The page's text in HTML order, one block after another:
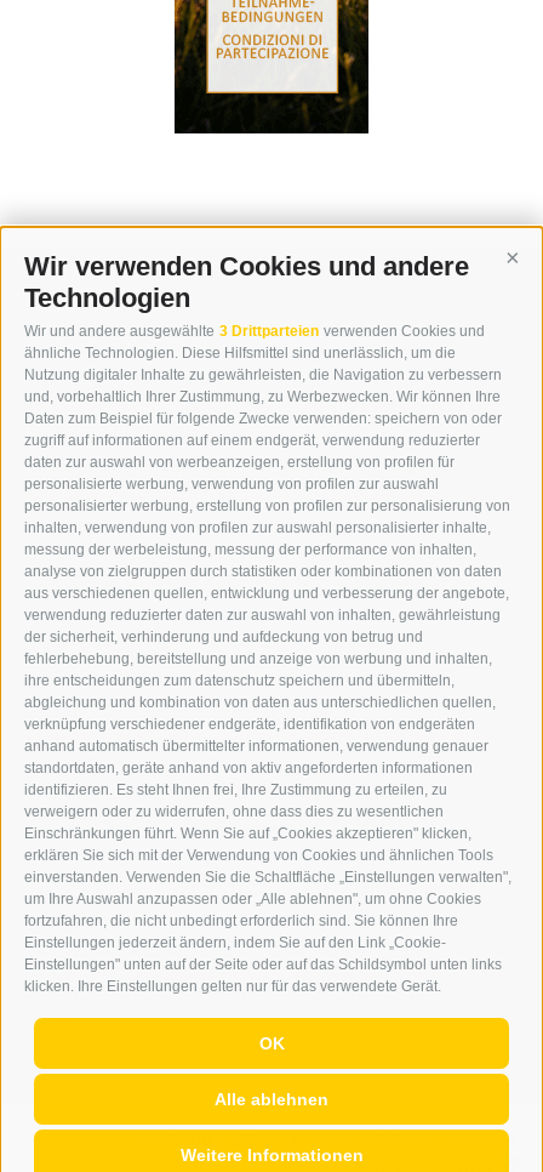
Wir verwenden Cookies und andere
Technologien
Wir und andere ausgewählte 3 Drittparteien verwenden Cookies und
ähnliche Technologien. Diese Hilfsmittel sind unerlässlich, um die
Nutzung digitaler Inhalte zu gewährleisten, die Navigation zu verbessern
und, vorbehaltlich Ihrer Zustimmung, zu Werbezwecken. Wir können Ihre
Daten zum Beispiel für folgende Zwecke verwenden: speichern von oder
zugriff auf informationen auf einem endgerät, verwendung reduzierter
daten zur auswahl von werbeanzeigen, erstellung von profilen für
personalisierte werbung, verwendung von profilen zur auswahl
personalisierter werbung, erstellung von profilen zur personalisierung von
inhalten, verwendung von profilen zur auswahl personalisierter inhalte,
messung der werbeleistung, messung der performance von inhalten,
analyse von zielgruppen durch statistiken oder kombinationen von daten
aus verschiedenen quellen, entwicklung und verbesserung der angebote,
verwendung reduzierter daten zur auswahl von inhalten, gewährleistung
der sicherheit, verhinderung und aufdeckung von betrug und
fehlerbehebung, bereitstellung und anzeige von werbung und inhalten,
ihre entscheidungen zum datenschutz speichern und übermitteln,
abgleichung und kombination von daten aus unterschiedlichen quellen,
verknüpfung verschiedener endgeräte, identifikation von endgeräten
anhand automatisch übermittelter informationen, verwendung genauer
standortdaten, geräte anhand von aktiv angeforderten informationen
identifizieren. Es steht Ihnen frei, Ihre Zustimmung zu erteilen, zu
verweigern oder zu widerrufen, ohne dass dies zu wesentlichen
Einschränkungen führt. Wenn Sie auf „Cookies akzeptieren" klicken,
erklären Sie sich mit der Verwendung von Cookies und ähnlichen Tools
einverstanden. Verwenden Sie die Schaltfläche „Einstellungen verwalten",
um Ihre Auswahl anzupassen oder „Alle ablehnen", um ohne Cookies
fortzufahren, die nicht unbedingt erforderlich sind. Sie können Ihre
Einstellungen jederzeit ändern, indem Sie auf den Link „Cookie-
Einstellungen" unten auf der Seite oder auf das Schildsymbol unten links
klicken. Ihre Einstellungen gelten nur für das verwendete Gerät.
OK
Alle ablehnen
Weitere Informationen
KONTAKT
WIPP-MEDIA GMBH
DER ERKER
NEUSTADT 20A
I-39049 STERZING
TEL.: +39 0472 766876
GRAFIK@DERERKER.IT
INFO@DERERKER.IT
BARBARA.FONTANA@DERERKER.IT
DER ERKER
WERBEN IM ERKER
ONLINE-WERBUNG
SEPA-DAUERAUFTRAG
REGELN LESERKOMMENTARE
ONLINE VOTING
SERVICE
VERANSTALTUNGSKALENDER
KLEINANZEIGER
NÜTZLICHE LINKS
WETTER
WEBCAM
VIDEOS
TRAUER
|
Cookie Präferenzen